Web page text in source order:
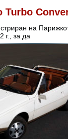
Turbo
на
г., за да